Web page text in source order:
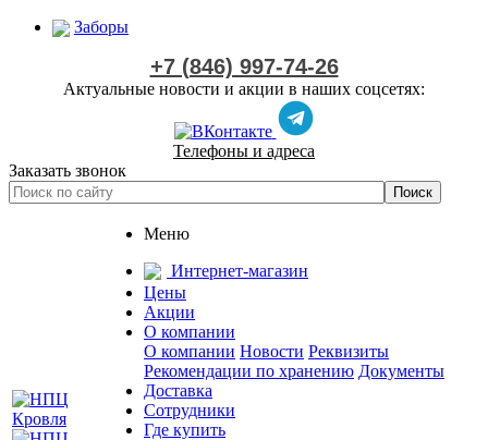
Заборы
+7 (846) 997-74-26
Актуальные новости и акции в наших соцсетях:
Телефоны и адреса
Заказать звонок
Меню
Интернет-магазин
Цены
Акции
О компании
О компании Новости Реквизиты
Рекомендации по хранению Документы
Доставка
Сотрудники
Где купить